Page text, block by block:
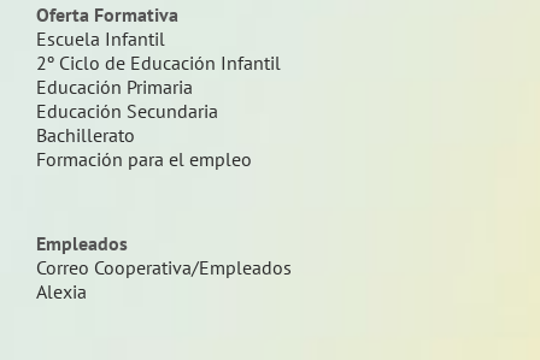
Oferta Formativa
Escuela Infantil
2º Ciclo de Educación Infantil
Educación Primaria
Educación Secundaria
Bachillerato
Formación para el empleo
Empleados
Correo Cooperativa/Empleados
Alexia